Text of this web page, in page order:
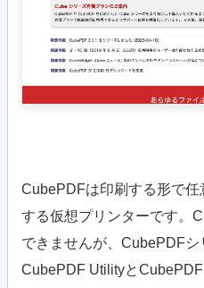
CubePDFは印刷する形で
する仮想プリンターです。
できませんが、CubePDF
CubePDF UtilityとCubePDF